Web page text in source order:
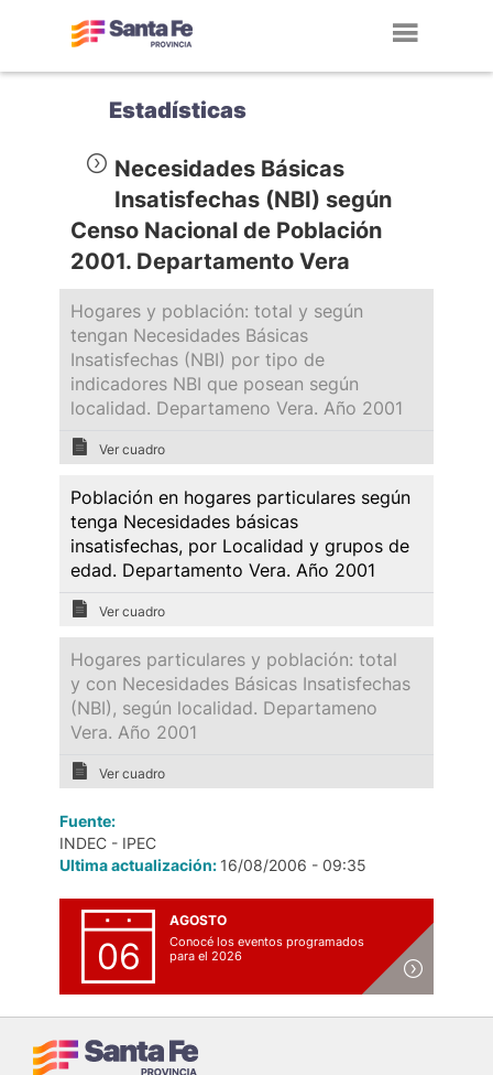
Estadísticas
Necesidades Básicas
Insatisfechas (NBI) según
Censo Nacional de Población
2001. Departamento Vera
Hogares y población: total y según
tengan Necesidades Básicas
Insatisfechas (NBI) por tipo de
indicadores NBI que posean según
localidad. Departameno Vera. Año 2001
Ver cuadro
Población en hogares particulares según
tenga Necesidades básicas
insatisfechas, por Localidad y grupos de
edad. Departamento Vera. Año 2001
Ver cuadro
Hogares particulares y población: total
y con Necesidades Básicas Insatisfechas
(NBI), según localidad. Departameno
Vera. Año 2001
Ver cuadro
Fuente:
INDEC - IPEC
Ultima actualización: 16/08/2006 - 09:35
06
AGOSTO
Conocé los eventos programados
para el 2026